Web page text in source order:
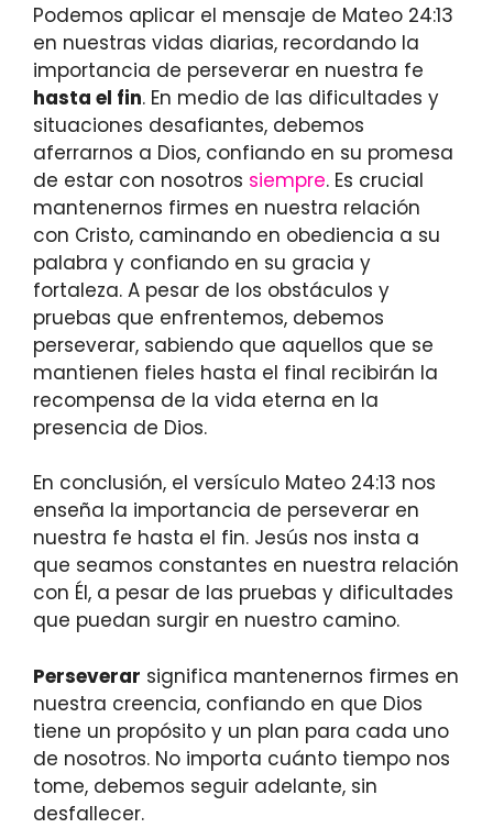
Podemos aplicar el mensaje de Mateo 24:13
en nuestras vidas diarias, recordando la
importancia de perseverar en nuestra fe
hasta el fin. En medio de las dificultades y
situaciones desafiantes, debemos
aferrarnos a Dios, confiando en su promesa
de estar con nosotros siempre. Es crucial
mantenernos firmes en nuestra relación
con Cristo, caminando en obediencia a su
palabra y confiando en su gracia y
fortaleza. A pesar de los obstáculos y
pruebas que enfrentemos, debemos
perseverar, sabiendo que aquellos que se
mantienen fieles hasta el final recibirán la
recompensa de la vida eterna en la
presencia de Dios.
En conclusión, el versículo Mateo 24:13 nos
enseña la importancia de perseverar en
nuestra fe hasta el fin. Jesús nos insta a
que seamos constantes en nuestra relación
con Él, a pesar de las pruebas y dificultades
que puedan surgir en nuestro camino.
Perseverar significa mantenernos firmes en
nuestra creencia, confiando en que Dios
tiene un propósito y un plan para cada uno
de nosotros. No importa cuánto tiempo nos
tome, debemos seguir adelante, sin
desfallecer.